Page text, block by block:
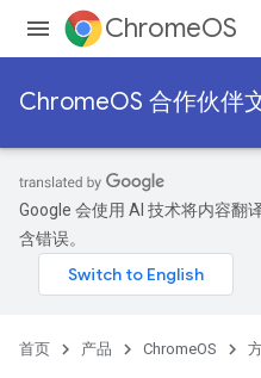
ChromeOS
ChromeOS 合作伙伴
Google 会使用 AI 技术将内容翻
含错误。
首页 产品 ChromeOS